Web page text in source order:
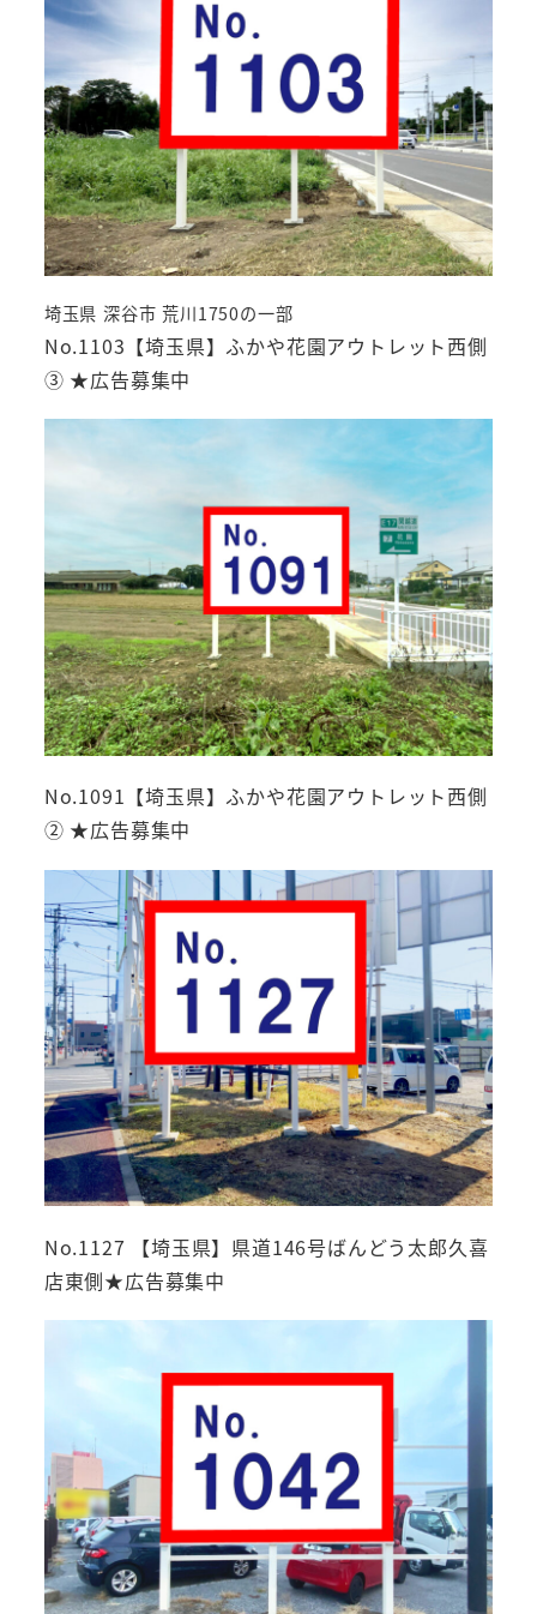
No.1103【埼玉県】ふかや花園アウトレット西側
③ ★広告募集中
埼玉県 深谷市 荒川1750の一部
No.1091【埼玉県】ふかや花園アウトレット西側
② ★広告募集中
No.1127 【埼玉県】県道146号ばんどう太郎久喜
店東側★広告募集中